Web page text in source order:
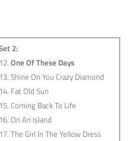
2:
12. One Of These Days
13. Shine On You Crazy Diamond
14. Fat Old Sun
15. Coming Back To Life
16. On An Island
17. The Girl In The Yellow Dress